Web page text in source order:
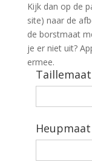
Kijk dan op de
site) naar de
de borstmaat
je er niet uit?
ermee.
Taillemaat
Heupmaat